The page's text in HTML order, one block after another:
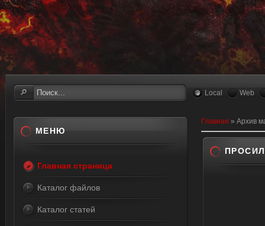
Local Web
Главная » Архив
МЕНЮ
Главная страница
Каталог файлов
Каталог статей